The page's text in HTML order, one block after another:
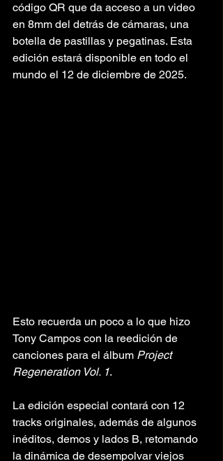
código QR que da acceso a un video
en 8mm del detrás de cámaras, una
botella de pastillas y pegatinas. Esta
edición estará disponible en todo el
mundo el 12 de diciembre de 2025.
Esto recuerda un poco a lo que hizo
Tony Campos con la reedición de
canciones para el álbum Project
Regeneration Vol. 1.
La edición especial contará con 12
tracks originales, además de algunos
inéditos, demos y lados B, retomando
la dinámica de desempolvar viejos